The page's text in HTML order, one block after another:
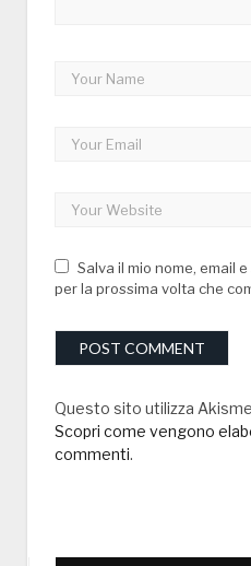
Salva il mio nome, email
per la prossima volta che
Questo sito utilizza
Scopri come vengono
commenti.